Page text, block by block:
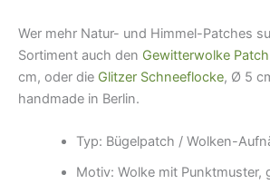
Wer mehr Natur- und Himmel-Patches
Sortiment auch den Gewitterwolke
cm, oder die Glitzer Schneeflocke, Ø 5
handmade in Berlin.
Typ: Bügelpatch / Wolken-
Motiv: Wolke mit Punktmuster,